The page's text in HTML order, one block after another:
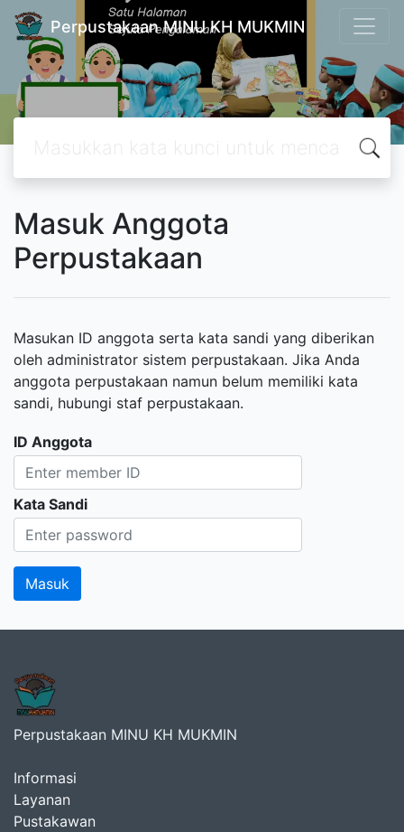
Perpustakaan MINU KH MUKMIN
Masuk Anggota
Perpustakaan
Masukan ID anggota serta kata sandi yang diberikan
oleh administrator sistem perpustakaan. Jika Anda
anggota perpustakaan namun belum memiliki kata
sandi, hubungi staf perpustakaan.
ID Anggota
Kata Sandi
Perpustakaan MINU KH MUKMIN
Informasi
Layanan
Pustakawan